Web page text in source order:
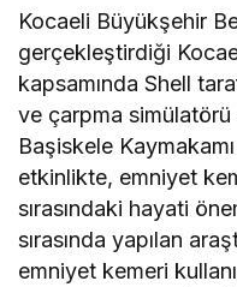
Kocaeli Büyükşehir
gerçekleştirdiği
kapsamında Shell
ve çarpma simülatörü
Başiskele Kaymakamı
etkinlikte, emniyet
sırasındaki hayati
sırasında yapılan
emniyet kemeri